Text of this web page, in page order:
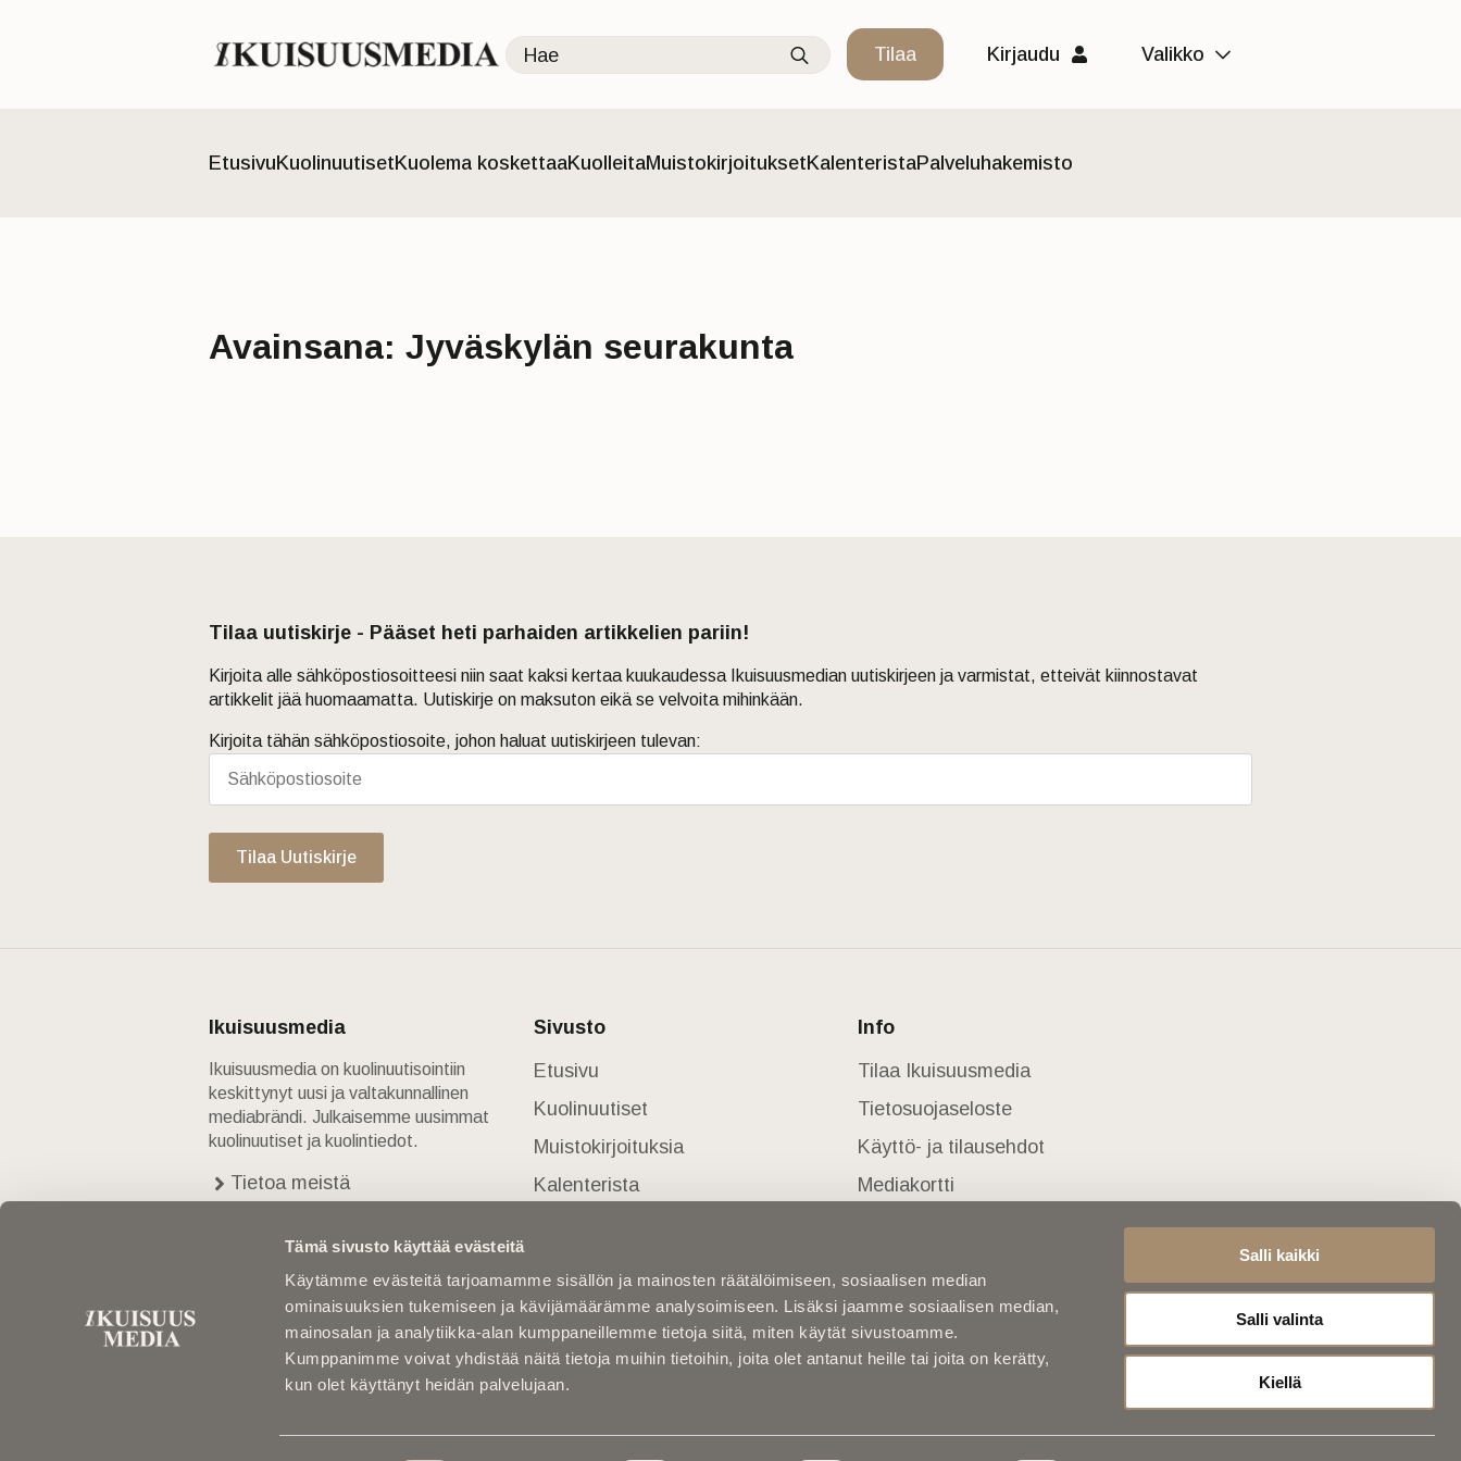
Tämä sivusto käyttää evästeitä
Käytämme evästeitä tarjoamamme sisällön ja mainosten räätälöimiseen, sosiaalisen median
ominaisuuksien tukemiseen ja kävijämäärämme analysoimiseen. Lisäksi jaamme sosiaalisen median,
mainosalan ja analytiikka-alan kumppaneillemme tietoja siitä, miten käytät sivustoamme.
Kumppanimme voivat yhdistää näitä tietoja muihin tietoihin, joita olet antanut heille tai joita on kerätty,
kun olet käyttänyt heidän palvelujaan.
Salli kaikki
Salli valinta
Kiellä
Search
for:
Tilaa Kirjaudu Valikko
Etusivu KuolinuutisetKuolema koskettaaKuolleitaMuistokirjoituksetKalenteristaPalveluhakemisto
Avainsana: Jyväskylän seurakunta
Tilaa uutiskirje - Pääset heti parhaiden artikkelien pariin!
Kirjoita alle sähköpostiosoitteesi niin saat kaksi kertaa kuukaudessa Ikuisuusmedian uutiskirjeen ja varmistat, etteivät kiinnostavat
artikkelit jää huomaamatta. Uutiskirje on maksuton eikä se velvoita mihinkään.
Kirjoita tähän sähköpostiosoite, johon haluat uutiskirjeen tulevan:
Tilaa Uutiskirje
Ikuisuusmedia
Ikuisuusmedia on kuolinuutisointiin
keskittynyt uusi ja valtakunnallinen
mediabrändi. Julkaisemme uusimmat
kuolinuutiset ja kuolintiedot.
Tietoa meistä
Yhteystiedot
Sivusto
Etusivu
Kuolinuutiset
Muistokirjoituksia
Kalenterista
Kuolleita
Info
Tilaa Ikuisuusmedia
Tietosuojaseloste
Käyttö- ja tilausehdot
Mediakortti